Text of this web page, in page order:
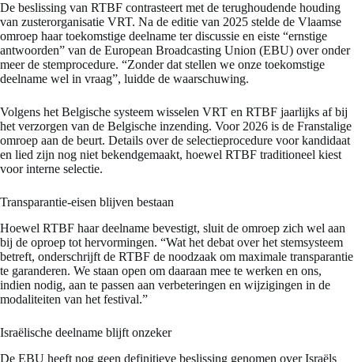
De beslissing van RTBF contrasteert met de terughoudende houding
van zusterorganisatie VRT. Na de editie van 2025 stelde de Vlaamse
omroep haar toekomstige deelname ter discussie en eiste “ernstige
antwoorden” van de European Broadcasting Union (EBU) over onder
meer de stemprocedure. “Zonder dat stellen we onze toekomstige
deelname wel in vraag”, luidde de waarschuwing.
Volgens het Belgische systeem wisselen VRT en RTBF jaarlijks af bij
het verzorgen van de Belgische inzending. Voor 2026 is de Franstalige
omroep aan de beurt. Details over de selectieprocedure voor kandidaat
en lied zijn nog niet bekendgemaakt, hoewel RTBF traditioneel kiest
voor interne selectie.
Transparantie-eisen blijven bestaan
Hoewel RTBF haar deelname bevestigt, sluit de omroep zich wel aan
bij de oproep tot hervormingen. “Wat het debat over het stemsysteem
betreft, onderschrijft de RTBF de noodzaak om maximale transparantie
te garanderen. We staan open om daaraan mee te werken en ons,
indien nodig, aan te passen aan verbeteringen en wijzigingen in de
modaliteiten van het festival.”
Israëlische deelname blijft onzeker
De EBU heeft nog geen definitieve beslissing genomen over Israëls